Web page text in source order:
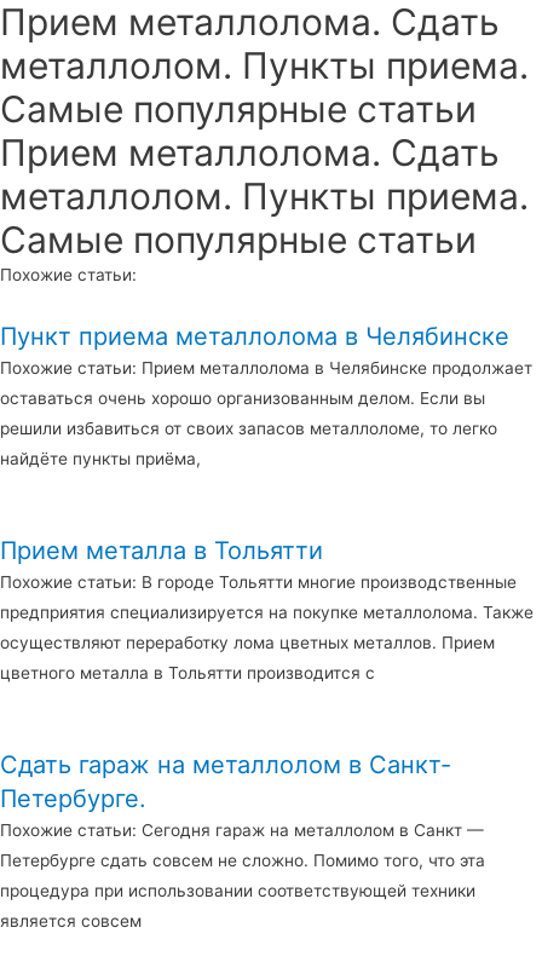
Прием металлолома. Сдать
металлолом. Пункты приема.
Самые популярные статьи
Прием металлолома. Сдать
металлолом. Пункты приема.
Самые популярные статьи
Похожие статьи:
Пункт приема металлолома в Челябинске
Похожие статьи: Прием металлолома в Челябинске продолжает
оставаться очень хорошо организованным делом. Если вы
решили избавиться от своих запасов металлоломе, то легко
найдёте пункты приёма,
Прием металла в Тольятти
Похожие статьи: В городе Тольятти многие производственные
предприятия специализируется на покупке металлолома. Также
осуществляют переработку лома цветных металлов. Прием
цветного металла в Тольятти производится с
Сдать гараж на металлолом в Санкт-
Петербурге.
Похожие статьи: Сегодня гараж на металлолом в Санкт —
Петербурге сдать совсем не сложно. Помимо того, что эта
процедура при использовании соответствующей техники
является совсем